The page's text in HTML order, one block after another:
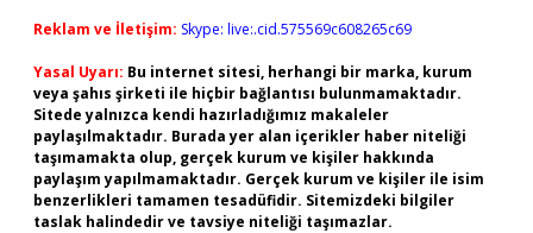
Reklam ve İletişim: Skype: live:.cid.575569c608265c69
Yasal Uyarı: Bu internet sitesi, herhangi bir marka, kurum
veya şahıs şirketi ile hiçbir bağlantısı bulunmamaktadır.
Sitede yalnızca kendi hazırladığımız makaleler
paylaşılmaktadır. Burada yer alan içerikler haber niteliği
taşımamakta olup, gerçek kurum ve kişiler hakkında
paylaşım yapılmamaktadır. Gerçek kurum ve kişiler ile isim
benzerlikleri tamamen tesadüfidir. Sitemizdeki bilgiler
taslak halindedir ve tavsiye niteliği taşımazlar.